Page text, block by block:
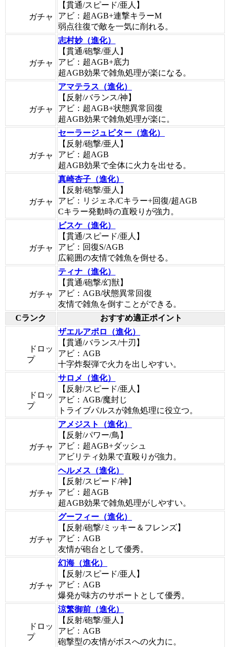
ガチャ
【貫通/スピード/亜人】
アビ：超AGB+連撃キラーM
弱点往復で敵を一気に削れる。
ガチャ
志村妙（進化）
【貫通/砲撃/亜人】
アビ：超AGB+底力
超AGB効果で雑魚処理が楽になる。
ガチャ
アマテラス（進化）
【反射/バランス/神】
アビ：超AGB+状態異常回復
超AGB効果で雑魚処理が楽に。
ガチャ
セーラージュピター（進化）
【反射/砲撃/亜人】
アビ：超AGB
超AGB効果で全体に火力を出せる。
ガチャ
真崎杏子（進化）
【反射/砲撃/亜人】
アビ：リジェネ/Cキラー+回復/超AGB
Cキラー発動時の直殴りが強力。
ガチャ
ビスケ（進化）
【貫通/スピード/亜人】
アビ：回復S/AGB
広範囲の友情で雑魚を倒せる。
ガチャ
ティナ（進化）
【貫通/砲撃/幻獣】
アビ：AGB/状態異常回復
友情で雑魚を倒すことができる。
Cランク
おすすめ適正ポイント
ドロッ
プ
ザエルアポロ（進化）
【貫通/バランス/十刃】
アビ：AGB
十字炸裂弾で火力を出しやすい。
ドロッ
プ
サロメ（進化）
【反射/スピード/亜人】
アビ：AGB/魔封じ
トライブパルスが雑魚処理に役立つ。
ガチャ
アメジスト（進化）
【反射/パワー/鳥】
アビ：超AGB+ダッシュ
アビリティ効果で直殴りが強力。
ガチャ
ヘルメス（進化）
【反射/スピード/神】
アビ：超AGB
超AGB効果で雑魚処理がしやすい。
ガチャ
グーフィー（進化）
【反射/砲撃/ミッキー＆フレンズ】
アビ：AGB
友情が砲台として優秀。
ガチャ
幻海（進化）
【反射/スピード/亜人】
アビ：AGB
爆発が味方のサポートとして優秀。
ドロッ
プ
涼繁御前（進化）
【反射/砲撃/亜人】
アビ：AGB
砲撃型の友情がボスへの火力に。